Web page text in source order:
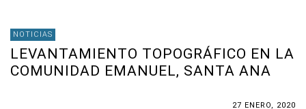
NOTICIAS
LEVANTAMIENTO TOPOGRÁFICO EN LA
COMUNIDAD EMANUEL, SANTA ANA
27 ENERO, 2020